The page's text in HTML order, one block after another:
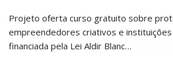
Projeto oferta curso gratuito sobre
empreendedores criativos e instituições
financiada pela Lei Aldir Blanc…